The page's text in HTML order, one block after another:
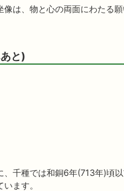
は、物と心の両面にわたる
と)
、千種では和銅6年(713年)頃
ます。